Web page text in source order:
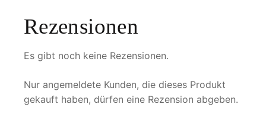
Rezensionen
Es gibt noch keine Rezensionen.
Nur angemeldete Kunden, die dieses Produkt
gekauft haben, dürfen eine Rezension abgeben.